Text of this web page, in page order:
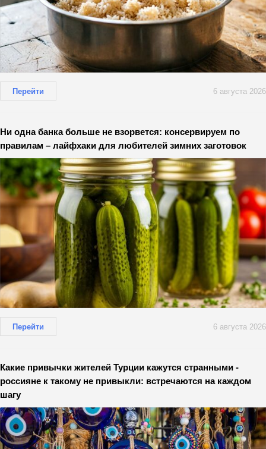
Перейти 6 августа 2026
Ни одна банка больше не взорвется: консервируем по
правилам – лайфхаки для любителей зимних заготовок
Перейти 6 августа 2026
Какие привычки жителей Турции кажутся странными -
россияне к такому не привыкли: встречаются на каждом
шагу